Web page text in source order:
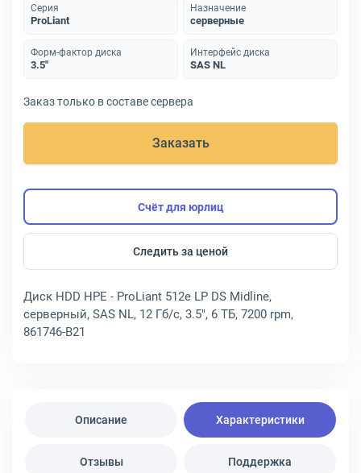
Серия
ProLiant
Назначение
серверные
Форм-фактор диска
3.5"
Интерфейс диска
SAS NL
Заказ только в составе сервера
Заказать
Счёт для юрлиц
Следить за ценой
Диск HDD HPE - ProLiant 512e LP DS Midline,
серверный, SAS NL, 12 Гб/с, 3.5", 6 ТБ, 7200 rpm,
861746-B21
Описание Характеристики
Отзывы Поддержка